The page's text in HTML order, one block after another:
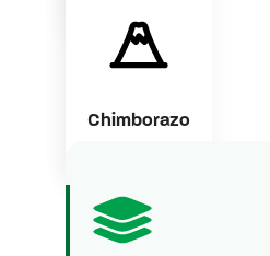
Chimborazo